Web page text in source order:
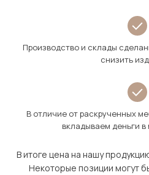
Производство и склады
снизить
В отличие от раскрученных
вкладываем деньги
В итоге цена на нашу
Некоторые позиции могут